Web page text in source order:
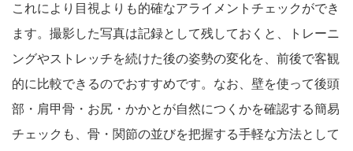
これにより目視よりも的確なアライメントチェックができ
ます。撮影した写真は記録として残しておくと、トレーニ
ングやストレッチを続けた後の姿勢の変化を、前後で客観
的に比較できるのでおすすめです。なお、壁を使って後頭
部・肩甲骨・お尻・かかとが自然につくかを確認する簡易
チェックも、骨・関節の並びを把握する手軽な方法として